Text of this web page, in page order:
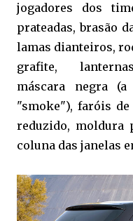
jogadores dos
prateadas, brasão
lamas dianteiros,
grafite,
máscara negra
"smoke"), faróis
reduzido, moldura
coluna das janelas